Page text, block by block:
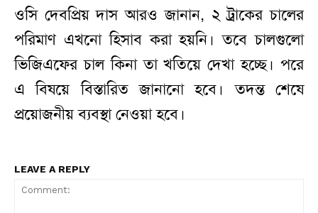
ওসি দেবপ্রিয় দাস আরও জানান, ২ ট্রাকের চালের
পরিমাণ এখনো হিসাব করা হয়নি। তবে চালগুলো
ভিজিএফের চাল কিনা তা খতিয়ে দেখা হচ্ছে। পরে
এ বিষয়ে বিস্তারিত জানানো হবে। তদন্ত শেষে
প্রয়োজনীয় ব্যবস্থা নেওয়া হবে।
LEAVE A REPLY